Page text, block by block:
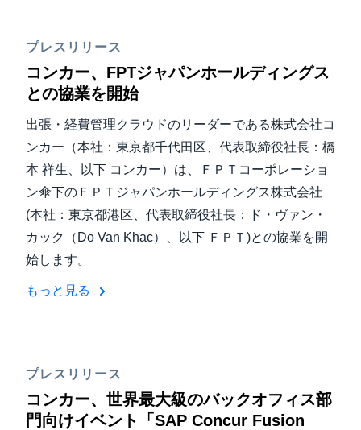
プレスリリース
コンカー、FPTジャパンホールディングス
との協業を開始
出張・経費管理クラウドのリーダーである株式会社コ
ンカー（本社：東京都千代田区、代表取締役社長：橋
本 祥生、以下 コンカー）は、ＦＰＴコーポレーショ
ン傘下のＦＰＴジャパンホールディングス株式会社
(本社：東京都港区、代表取締役社長：ド・ヴァン・
カック（Do Van Khac）、以下 ＦＰＴ)との協業を開
始します。
もっと見る
プレスリリース
コンカー、世界最大級のバックオフィス部
門向けイベント「SAP Concur Fusion